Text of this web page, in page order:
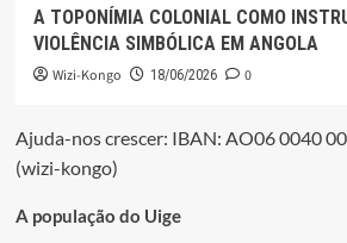
A TOPONÍMIA COLONIAL COMO
VIOLÊNCIA SIMBÓLICA EM ANGOLA
Wizi-Kongo 18/06/2026 0
Ajuda-nos crescer: IBAN: AO06 0040
(wizi-kongo)
A população do Uige